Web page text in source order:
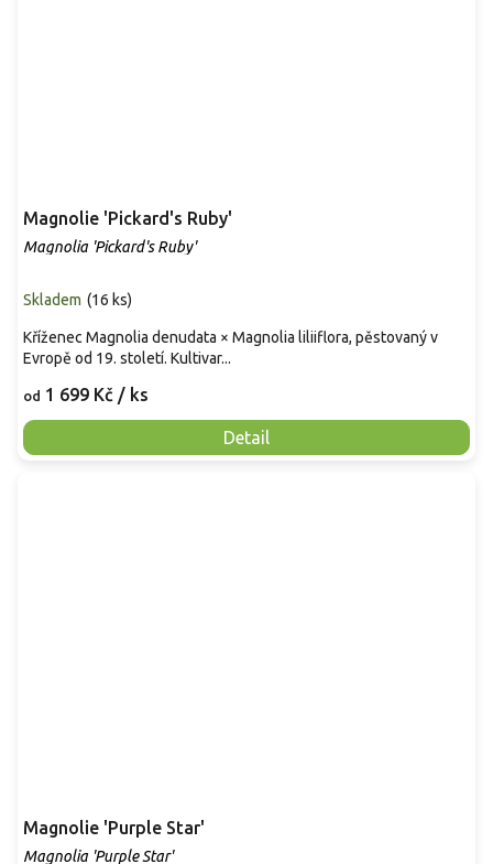
Magnolie 'Pickard's Ruby'
Magnolia 'Pickard's Ruby'
Skladem (16 ks)
od 1 699 Kč / ks
Detail
Kříženec Magnolia denudata × Magnolia liliiflora, pěstovaný v
Evropě od 19. století. Kultivar...
Magnolie 'Purple Star'
Magnolia 'Purple Star'